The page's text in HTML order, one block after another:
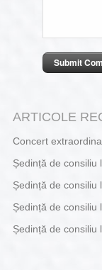
ARTICOLE
Concert
Ședință de consiliu
Ședință de consiliu
Ședință de consiliu
Ședință de consiliu